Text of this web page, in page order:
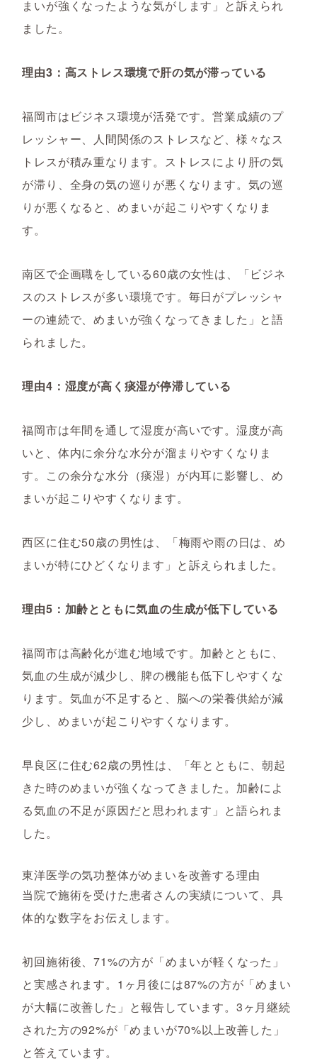
まいが強くなったような気がします」と訴えられ
ました。
理由3：高ストレス環境で肝の気が滞っている
福岡市はビジネス環境が活発です。営業成績のプ
レッシャー、人間関係のストレスなど、様々なス
トレスが積み重なります。ストレスにより肝の気
が滞り、全身の気の巡りが悪くなります。気の巡
りが悪くなると、めまいが起こりやすくなりま
す。
南区で企画職をしている60歳の女性は、「ビジネ
スのストレスが多い環境です。毎日がプレッシャ
ーの連続で、めまいが強くなってきました」と語
られました。
理由4：湿度が高く痰湿が停滞している
福岡市は年間を通して湿度が高いです。湿度が高
いと、体内に余分な水分が溜まりやすくなりま
す。この余分な水分（痰湿）が内耳に影響し、め
まいが起こりやすくなります。
西区に住む50歳の男性は、「梅雨や雨の日は、め
まいが特にひどくなります」と訴えられました。
理由5：加齢とともに気血の生成が低下している
福岡市は高齢化が進む地域です。加齢とともに、
気血の生成が減少し、脾の機能も低下しやすくな
ります。気血が不足すると、脳への栄養供給が減
少し、めまいが起こりやすくなります。
早良区に住む62歳の男性は、「年とともに、朝起
きた時のめまいが強くなってきました。加齢によ
る気血の不足が原因だと思われます」と語られま
した。
東洋医学の気功整体がめまいを改善する理由
当院で施術を受けた患者さんの実績について、具
体的な数字をお伝えします。
初回施術後、71%の方が「めまいが軽くなった」
と実感されます。1ヶ月後には87%の方が「めまい
が大幅に改善した」と報告しています。3ヶ月継続
された方の92%が「めまいが70%以上改善した」
と答えています。